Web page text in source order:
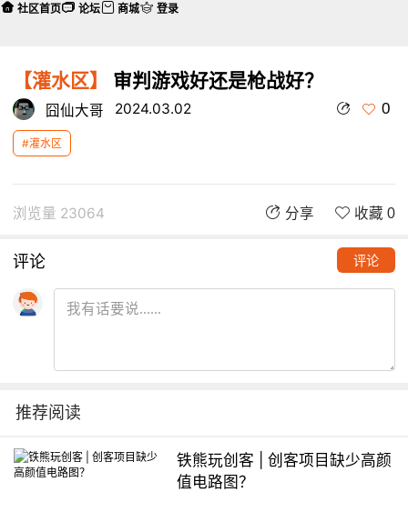
【灌水区】 审判游戏好还是枪战好？
囧仙大哥 2024.03.02 0
#灌水区
浏览量 23064 分享 收藏 0
评论 评论
推荐阅读
铁熊玩创客 | 创客项目缺少高颜
值电路图？
社区首页 论坛 商城 登录